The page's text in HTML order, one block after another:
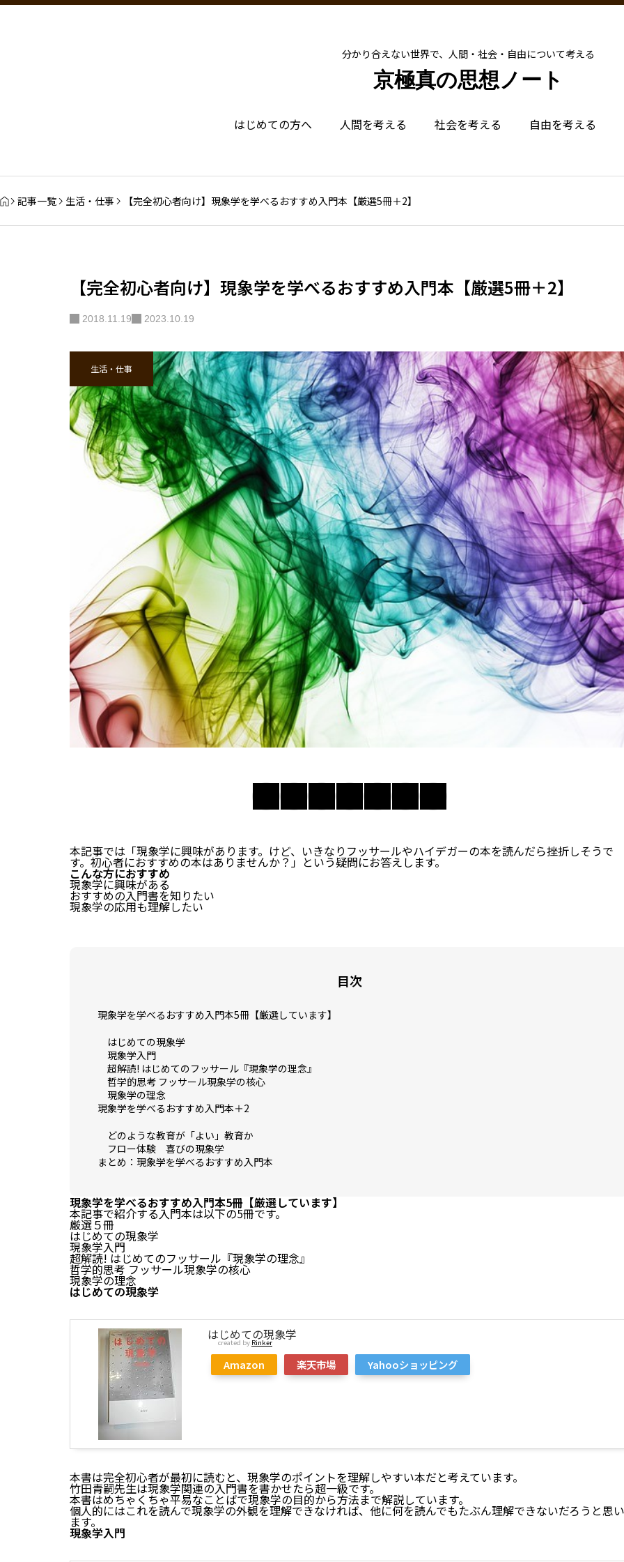
分かり合えない世界で、人間・社会・自由について考える
京極真の思想ノート
はじめての方へ 人間を考える 社会を考える 自由を考える
記事一覧 生活・仕事 【完全初心者向け】現象学を学べるおすすめ入門本【厳選5冊＋2】
【完全初心者向け】現象学を学べるおすすめ入門本【厳選5冊＋2】
2018.11.19 2023.10.19
生活・仕事
本記事では「現象学に興味があります。けど、いきなりフッサールやハイデガーの本を読んだら挫折しそうで
す。初心者におすすめの本はありませんか？」という疑問にお答えします。
こんな方におすすめ
現象学に興味がある
おすすめの入門書を知りたい
現象学の応用も理解したい
目次
現象学を学べるおすすめ入門本5冊【厳選しています】
はじめての現象学
現象学入門
超解読! はじめてのフッサール『現象学の理念』
哲学的思考 フッサール現象学の核心
現象学の理念
現象学を学べるおすすめ入門本＋2
どのような教育が「よい」教育か
フロー体験 喜びの現象学
まとめ：現象学を学べるおすすめ入門本
現象学を学べるおすすめ入門本5冊【厳選しています】
本記事で紹介する入門本は以下の5冊です。
厳選５冊
はじめての現象学
現象学入門
超解読! はじめてのフッサール『現象学の理念』
哲学的思考 フッサール現象学の核心
現象学の理念
はじめての現象学
はじめての現象学
created by Rinker
Amazon 楽天市場 Yahooショッピング
本書は完全初心者が最初に読むと、現象学のポイントを理解しやすい本だと考えています。
竹田青嗣先生は現象学関連の入門書を書かせたら超一級です。
本書はめちゃくちゃ平易なことばで現象学の目的から方法まで解説しています。
個人的にはこれを読んで現象学の外観を理解できなければ、他に何を読んでもたぶん理解できないだろうと思い
ます。
現象学入門